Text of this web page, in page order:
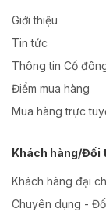
Giới thiệu
Tin tức
Thông tin Cổ
Điểm mua hàng
Mua hàng trực
Khách hàng/Đối
Khách hàng đại
Chuyên dụng -